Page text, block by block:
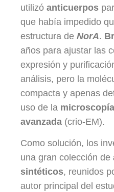
utilizó anticuerpos
que había impedido
estructura de NorA.
años para ajustar las
expresión y
análisis, pero la
compacta y apenas
uso de la
avanzada (crio-EM).
Como solución, los
una gran colección de
sintéticos, reunidos
autor principal del